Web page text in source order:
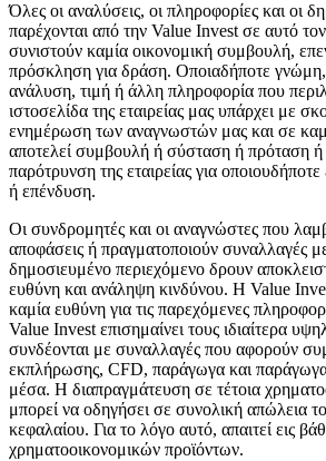
Όλες οι αναλύσεις, οι πληροφορίες και οι
παρέχονται από την Value Invest σε αυτό
συνιστούν καμία οικονομική συμβουλή,
πρόσκληση για δράση. Οποιαδήποτε
ανάλυση, τιμή ή άλλη πληροφορία που
ιστοσελίδα της εταιρείας μας υπάρχει με
ενημέρωση των αναγνωστών μας και σε
αποτελεί συμβουλή ή σύσταση ή πρόταση
παρότρυνση της εταιρείας για
ή επένδυση.
Οι συνδρομητές και οι αναγνώστες που
αποφάσεις ή πραγματοποιούν συναλλαγές
δημοσιευμένο περιεχόμενο δρουν
ευθύνη και ανάληψη κινδύνου. Η Value
καμία ευθύνη για τις παρεχόμενες
Value Invest επισημαίνει τους ιδιαίτερα
συνδέονται με συναλλαγές που αφορούν
εκπλήρωσης, CFD, παράγωγα και
μέσα. Η διαπραγμάτευση σε τέτοια
μπορεί να οδηγήσει σε συνολική απώλεια
κεφαλαίου. Για το λόγο αυτό, απαιτεί εις
χρηματοοικονομικών προϊόντων.